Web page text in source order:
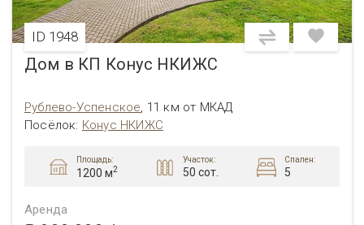
ID 1948
Дом в КП Конус НКИЖС
Рублево-Успенское, 11 км от МКАД
Посёлок: Конус НКИЖС
Площадь:
1200 м2
Участок:
50 сот.
Спален:
5
Аренда